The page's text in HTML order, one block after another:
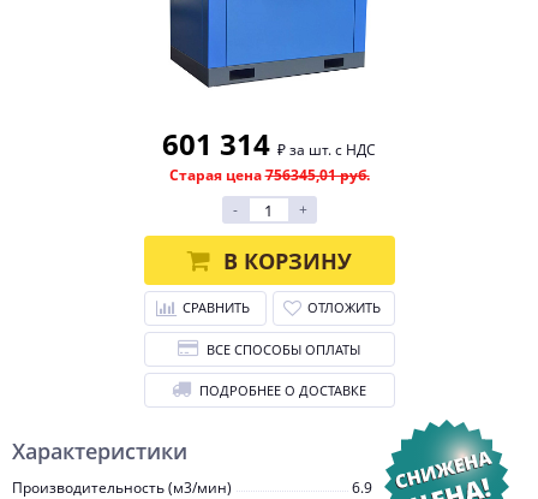
Характеристики
Производительность (м3/мин)
6.9
601 314 ₽ за шт. с НДС
Старая цена756345,01 руб.
-
+
В КОРЗИНУ
СРАВНИТЬ ОТЛОЖИТЬ
ВСЕ СПОСОБЫ ОПЛАТЫ
ПОДРОБНЕЕ О ДОСТАВКЕ